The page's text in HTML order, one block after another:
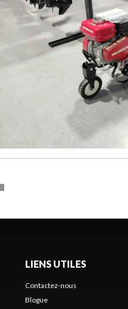
LIENS UTILES
Contactez-nous
Blogue